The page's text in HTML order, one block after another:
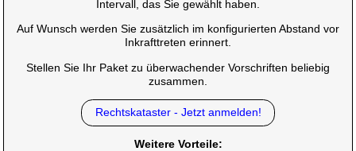
Intervall, das Sie gewählt haben.
Auf Wunsch werden Sie zusätzlich im konfigurierten Abstand vor
Inkrafttreten erinnert.
Stellen Sie Ihr Paket zu überwachender Vorschriften beliebig
zusammen.
Rechtskataster - Jetzt anmelden!
Weitere Vorteile: